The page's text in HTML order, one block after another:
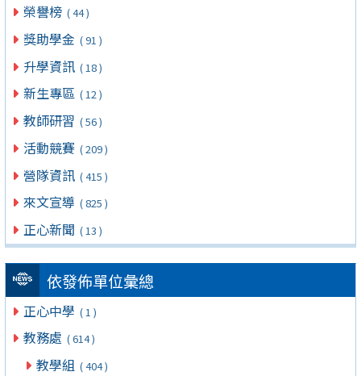
榮譽榜 ( 44 )
獎助學金 ( 91 )
升學資訊 ( 18 )
新生專區 ( 12 )
教師研習 ( 56 )
活動競賽 ( 209 )
營隊資訊 ( 415 )
來文宣導 ( 825 )
正心新聞 ( 13 )
依發佈單位彙總
正心中學 ( 1 )
教務處 ( 614 )
教學組 ( 404 )